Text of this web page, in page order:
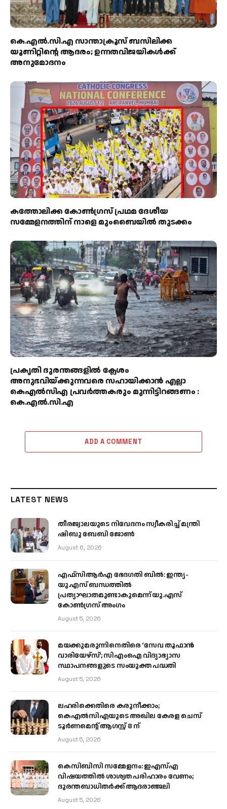
കെ.എൽ.സി.എ സാന്താക്രൂസ് ബസിലിക്ക
യൂണിറ്റിന്റെ ആദരം; ഉന്നതവിജയികൾക്ക്
അനുമോദനം
കത്തോലിക്ക കോൺഗ്രസ് പ്രഥമ ദേശീയ
സമ്മേളനത്തിന് നാളെ മുംബൈയിൽ തുടക്കം
പ്രകൃതി ദുരന്തങ്ങളിൽ ക്ലേശം
അനുഭവിയ്ക്കുന്നവരെ സഹായിക്കാൻ എല്ലാ
കെഎൽസിഎ പ്രവർത്തകരും മുന്നിട്ടിറങ്ങണം :
കെ.എൽ.സി.എ
ADD A COMMENT
LATEST NEWS
തീരജ്വാലയുടെ നിവേദനം സ്വീകരിച്ച് മന്ത്രി
ഷിബു ബേബി ജോൺ
August 6, 2026
എഫ്‌സിആർഎ ഭേദഗതി ബിൽ: ഇന്ത്യ-
യു.എസ് ബന്ധത്തിൽ
പ്രത്യാഘാതമുണ്ടാകുമെന്ന് യു.എസ്
കോൺഗ്രസ് അംഗം
August 5, 2026
മയക്കുമരുന്നിനെതിരെ ‘സേവ തൂഫാൻ
വാരിയേഴ്‌സ്’; സിഎംഐ വിദ്യാഭ്യാസ
സ്ഥാപനങ്ങളുടെ സംയുക്ത പദ്ധതി
August 5, 2026
ലഹരിക്കെതിരെ കരുനീക്കാം;
കെഎൽസിഎയുടെ അഖില കേരള ചെസ്
ടൂർണമെന്റ് ആഗസ്റ്റ് 8 ന്
August 5, 2026
കെസിബിസി സമ്മേളനം: ഇഎസ്എ
വിഷയത്തിൽ ശാശ്വത പരിഹാരം വേണം;
ദുരന്തബാധിതർക്ക് ആദരാഞ്ജലി
August 5, 2026